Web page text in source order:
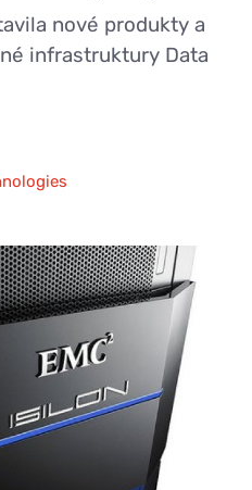
nové produkty a
infrastruktury Data